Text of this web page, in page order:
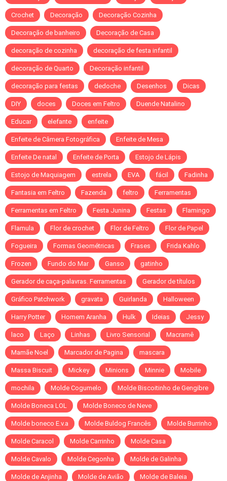
Crochet Decoração Decoração Cozinha
Decoração de banheiro Decoração de Casa
decoração de cozinha decoração de festa infantil
decoração de Quarto Decoração infantil
decoração para festas dedoche Desenhos Dicas
DIY doces Doces em Feltro Duende Natalino
Educar elefante enfeite
Enfeite de Câmera Fotográfica Enfeite de Mesa
Enfeite De natal Enfeite de Porta Estojo de Lápis
Estojo de Maquiagem estrela EVA fácil Fadinha
Fantasia em Feltro Fazenda feltro Ferramentas
Ferramentas em Feltro Festa Junina Festas Flamingo
Flamula Flor de crochet Flor de Feltro Flor de Papel
Fogueira Formas Geométricas Frases Frida Kahlo
Frozen Fundo do Mar Ganso gatinho
Gerador de caça-palavras. Ferramentas Gerador de títulos
Gráfico Patchwork gravata Guirlanda Halloween
Harry Potter Homem Aranha Hulk Ideias Jessy
laco Laço Linhas Livro Sensorial Macramê
Mamãe Noel Marcador de Pagina mascara
Massa Biscuit Mickey Minions Minnie Mobile
mochila Molde Cogumelo Molde Biscoitinho de Gengibre
Molde Boneca LOL Molde Boneco de Neve
Molde boneco E.v.a Molde Buldog Francês Molde Burrinho
Molde Caracol Molde Carrinho Molde Casa
Molde Cavalo Molde Cegonha Molde de Galinha
Molde de Anjinha Molde de Avião Molde de Baleia